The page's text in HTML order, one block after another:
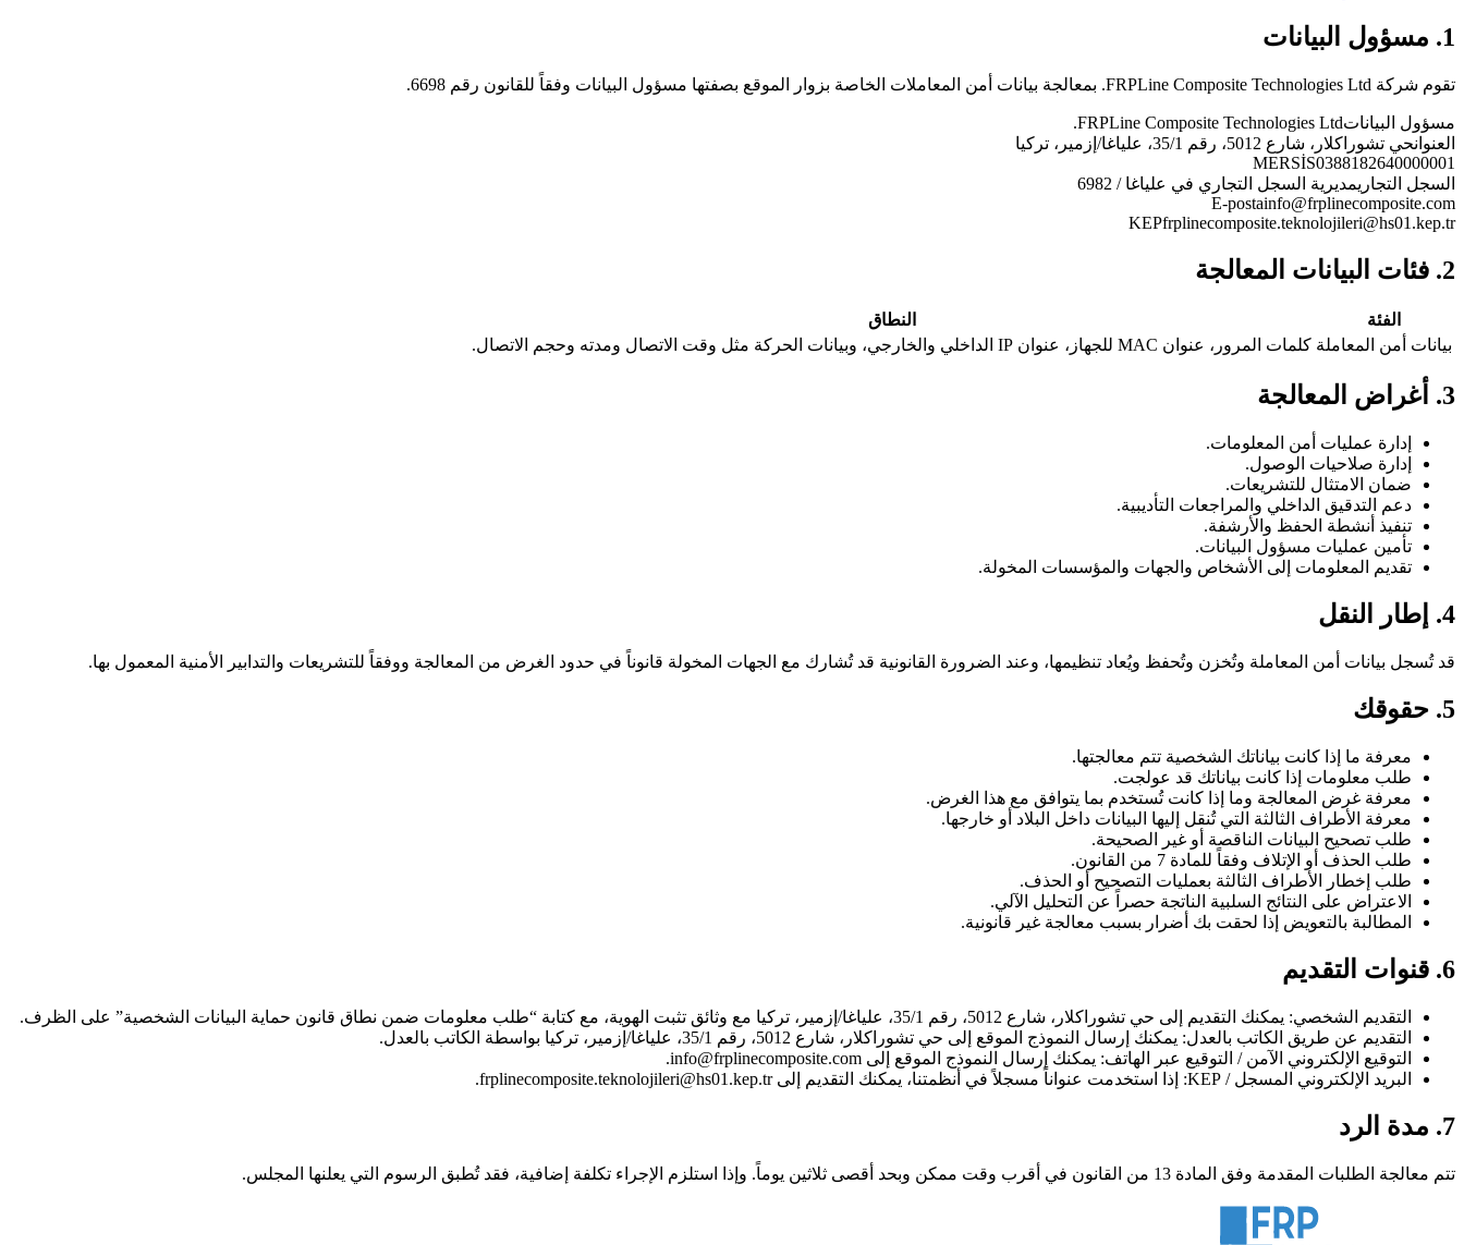
1. مسؤول البيانات
تقوم شركة FRPLine Composite Technologies Ltd. بمعالجة بيانات أمن المعاملات الخاصة بزوار الموقع بصفتها مسؤول البيانات وفقاً للقانون رقم 6698.
مسؤول البياناتFRPLine Composite Technologies Ltd.
العنوانحي تشوراكلار، شارع 5012، رقم 35/1، علياغا/إزمير، تركيا
MERSİS0388182640000001
السجل التجاريمديرية السجل التجاري في علياغا / 6982
E-postainfo@frplinecomposite.com
KEPfrplinecomposite.teknolojileri@hs01.kep.tr
2. فئات البيانات المعالجة
الفئة
النطاق
بيانات أمن المعاملة كلمات المرور، عنوان MAC للجهاز، عنوان IP الداخلي والخارجي، وبيانات الحركة مثل وقت الاتصال ومدته وحجم الاتصال.
3. أغراض المعالجة
إدارة عمليات أمن المعلومات.
إدارة صلاحيات الوصول.
ضمان الامتثال للتشريعات.
دعم التدقيق الداخلي والمراجعات التأديبية.
تنفيذ أنشطة الحفظ والأرشفة.
تأمين عمليات مسؤول البيانات.
تقديم المعلومات إلى الأشخاص والجهات والمؤسسات المخولة.
4. إطار النقل
قد تُسجل بيانات أمن المعاملة وتُخزن وتُحفظ ويُعاد تنظيمها، وعند الضرورة القانونية قد تُشارك مع الجهات المخولة قانوناً في حدود الغرض من المعالجة ووفقاً للتشريعات والتدابير الأمنية المعمول بها.
5. حقوقك
معرفة ما إذا كانت بياناتك الشخصية تتم معالجتها.
طلب معلومات إذا كانت بياناتك قد عولجت.
معرفة غرض المعالجة وما إذا كانت تُستخدم بما يتوافق مع هذا الغرض.
معرفة الأطراف الثالثة التي تُنقل إليها البيانات داخل البلاد أو خارجها.
طلب تصحيح البيانات الناقصة أو غير الصحيحة.
طلب الحذف أو الإتلاف وفقاً للمادة 7 من القانون.
طلب إخطار الأطراف الثالثة بعمليات التصحيح أو الحذف.
الاعتراض على النتائج السلبية الناتجة حصراً عن التحليل الآلي.
المطالبة بالتعويض إذا لحقت بك أضرار بسبب معالجة غير قانونية.
6. قنوات التقديم
التقديم الشخصي: يمكنك التقديم إلى حي تشوراكلار، شارع 5012، رقم 35/1، علياغا/إزمير، تركيا مع وثائق تثبت الهوية، مع كتابة “طلب معلومات ضمن نطاق قانون حماية البيانات الشخصية” على الظرف.
التقديم عن طريق الكاتب بالعدل: يمكنك إرسال النموذج الموقع إلى حي تشوراكلار، شارع 5012، رقم 35/1، علياغا/إزمير، تركيا بواسطة الكاتب بالعدل.
التوقيع الإلكتروني الآمن / التوقيع عبر الهاتف: يمكنك إرسال النموذج الموقع إلى info@frplinecomposite.com.
البريد الإلكتروني المسجل / KEP: إذا استخدمت عنواناً مسجلاً في أنظمتنا، يمكنك التقديم إلى frplinecomposite.teknolojileri@hs01.kep.tr.
7. مدة الرد
تتم معالجة الطلبات المقدمة وفق المادة 13 من القانون في أقرب وقت ممكن وبحد أقصى ثلاثين يوماً. وإذا استلزم الإجراء تكلفة إضافية، فقد تُطبق الرسوم التي يعلنها المجلس.